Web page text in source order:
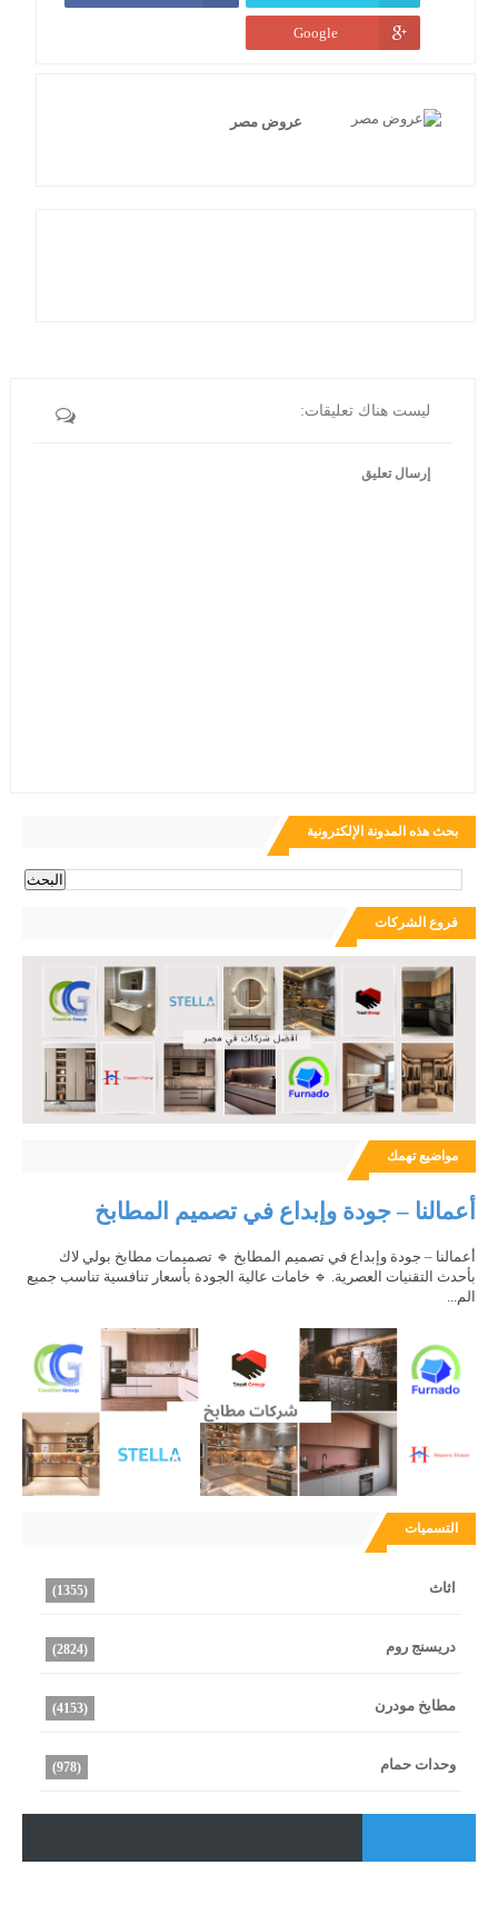
Google
عروض مصر
ليست هناك تعليقات:
إرسال تعليق
بحث هذه المدونة الإلكترونية
فروع الشركات
مواضيع تهمك
أعمالنا – جودة وإبداع في تصميم المطابخ
أعمالنا – جودة وإبداع في تصميم المطابخ 🔹 تصميمات مطابخ بولي لاك
بأحدث التقنيات العصرية. 🔹 خامات عالية الجودة بأسعار تنافسية تناسب جميع
الم...
التسميات
اثاث (1355)
دريسنج روم (2824)
مطابخ مودرن (4153)
وحدات حمام (978)